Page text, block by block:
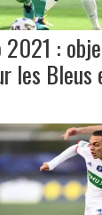
2021 :
les Bleus